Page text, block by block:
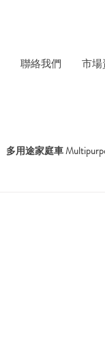
聯絡我們 市場
多用途家庭車